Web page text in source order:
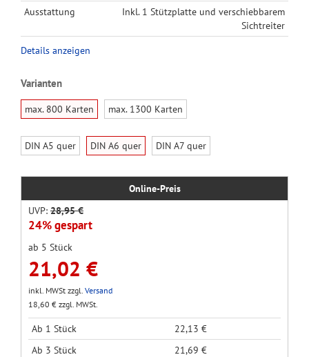
Ausstattung
Inkl. 1 Stützplatte und verschiebbarem
Sichtreiter
Details anzeigen
Varianten
max. 800 Karten max. 1300 Karten
DIN A5 quer DIN A6 quer DIN A7 quer
Online-Preis
UVP: 28,95 €
24% gespart
ab 5 Stück
21,02 €
inkl. MWSt zzgl. Versand
18,60 € zzgl. MWSt.
Ab 1 Stück
22,13 €
Ab 3 Stück
21,69 €